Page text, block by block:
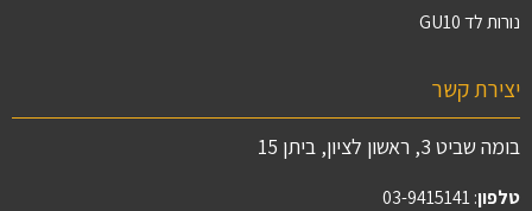
נורות לד GU10
יצירת קשר
בומה שביט 3, ראשון לציון, ביתן 15
טלפון:
03-9415141